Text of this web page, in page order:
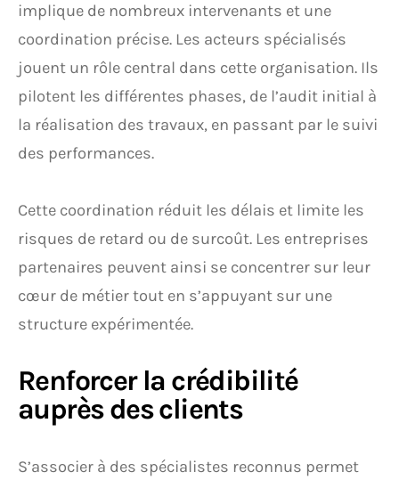
implique de nombreux intervenants et une
coordination précise. Les acteurs spécialisés
jouent un rôle central dans cette organisation. Ils
pilotent les différentes phases, de l’audit initial à
la réalisation des travaux, en passant par le suivi
des performances.
Cette coordination réduit les délais et limite les
risques de retard ou de surcoût. Les entreprises
partenaires peuvent ainsi se concentrer sur leur
cœur de métier tout en s’appuyant sur une
structure expérimentée.
Renforcer la crédibilité
auprès des clients
S’associer à des spécialistes reconnus permet